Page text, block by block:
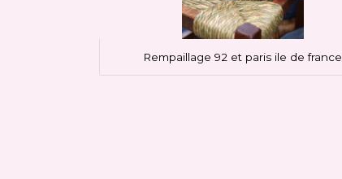
Rempaillage 92 et paris ile de france